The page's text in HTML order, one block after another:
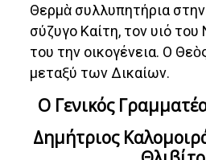
Θερμὰ συλλυπητήρια
σύζυγο Καίτη, τον υιό του
του την οικογένεια. Ο
μεταξύ των Δικαίων.
Ο Γενικός
Δημήτριος